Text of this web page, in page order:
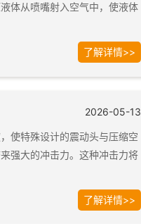
体从喷嘴射入空气中，使液体
了解详情>>
2026-05-13
使特殊设计的震动头与压缩空
强大的冲击力。这种冲击力将
了解详情>>